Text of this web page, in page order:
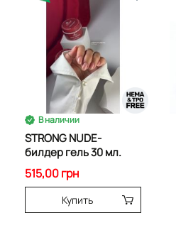
В наличии
STRONG NUDE-
билдер гель 30 мл.
515,00 грн
Купить